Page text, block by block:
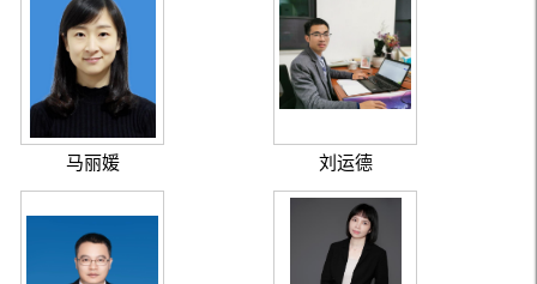
马丽媛 刘运德